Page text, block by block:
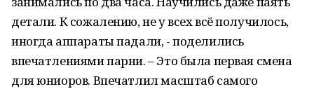
детали. К сожалению, не у всех всё получилось,
иногда аппараты падали, - поделились
впечатлениями парни. – Это была первая смена
для юниоров. Впечатлил масштаб самого